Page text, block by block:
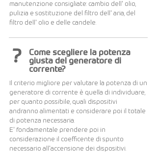
manutenzione consigliate: cambio dell' olio,
pulizia e sostituzione del filtro dell' aria, del
filtro dell' olio e delle candele.
?
Come scegliere la potenza
giusta del generatore di
corrente?
Il criterio migliore per valutare la potenza di un
generatore di corrente è quella di individuare,
per quanto possibile, quali dispositivi
andranno alimentati e considerare poi il totale
di potenza necessaria.
E' fondamentale prendere poi in
considerazione il coefficente di spunto
necessario all'accensione dei dispositivi.